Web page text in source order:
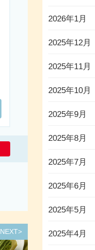
NEXT>
2026年1月
2025年12月
2025年11月
2025年10月
2025年9月
2025年8月
2025年7月
2025年6月
2025年5月
2025年4月